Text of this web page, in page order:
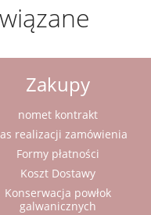
Zakupy
nomet kontrakt
realizacji zamówienia
Formy płatności
Koszt Dostawy
Konserwacja powłok
galwanicznych